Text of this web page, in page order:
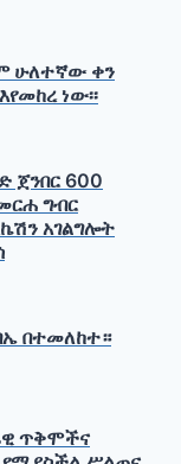
ሁለተኛው ቀን
ነው፡፡
ጀንበር 600
ግብር
አገልግሎት
በተመለከተ።
ጥቅሞችና